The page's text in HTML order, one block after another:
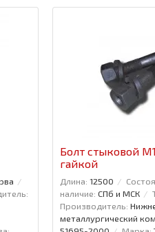
Болт стыковой
гайкой
Длина: 12500
наличие: СПб и МСК
Производитель:
металлургический